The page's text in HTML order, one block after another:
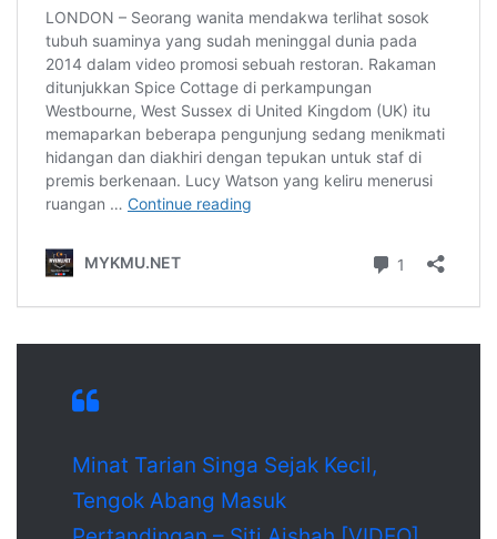
Minat Tarian Singa Sejak Kecil,
Tengok Abang Masuk